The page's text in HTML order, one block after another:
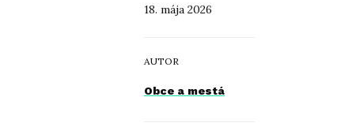
18. mája 2026
AUTOR
Obce a mestá